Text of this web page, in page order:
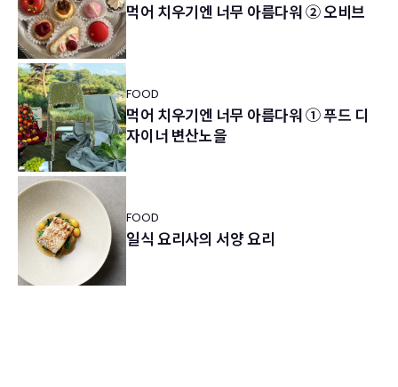
먹어 치우기엔 너무 아름다워 ② 오비브
FOOD
먹어 치우기엔 너무 아름다워 ① 푸드 디
자이너 변산노을
FOOD
일식 요리사의 서양 요리